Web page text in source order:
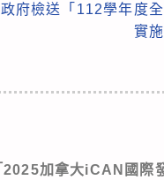
府檢送「112學年度
實
2025加拿大iCAN國際